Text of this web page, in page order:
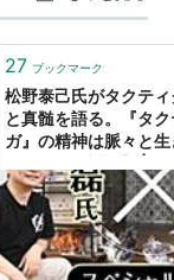
27 ブックマーク
松野泰己氏がタクテ
と真髄を語る。『タ
ガ』の精神は脈々と
最新情報のファミ通